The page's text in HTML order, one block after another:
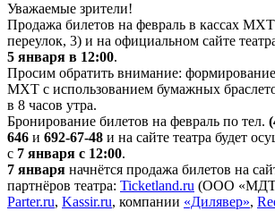
Уважаемые зрители!
Продажа билетов на февраль в кассах
переулок, 3) и на официальном сайте
5 января в 12:00.
Просим обратить внимание:
МХТ с использованием бумажных
в 8 часов утра.
Бронирование билетов на февраль по тел.
646 и 692-67-48 и на сайте театра будет
с 7 января с 12:00.
7 января начнётся продажа билетов на
партнёров театра: Ticketland.ru (ООО
Parter.ru, Kassir.ru, компании «Дилявер»,